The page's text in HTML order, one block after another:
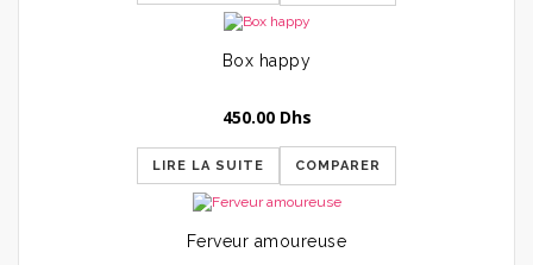
Box happy
450.00 Dhs
LIRE LA SUITE COMPARER
Ferveur amoureuse